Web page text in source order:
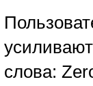
слова: